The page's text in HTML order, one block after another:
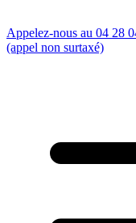
Appelez-nous au 04 28
(appel non surtaxé)